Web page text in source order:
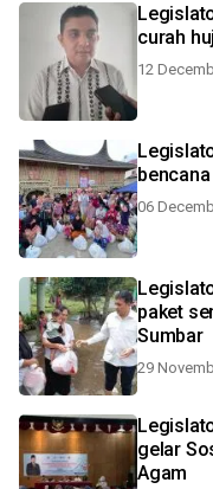
curah
12
06
paket
Sumbar
29
gelar
Agam